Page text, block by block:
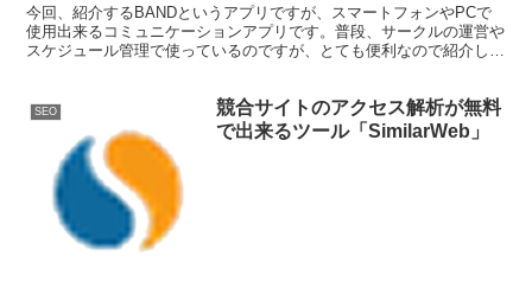
今回、紹介するBANDというアプリですが、スマートフォンやPCで
使用出来るコミュニケーションアプリです。普段、サークルの運営や
スケジュール管理で使っているのですが、とても便利なので紹介した
SEO
競合サイトのアクセス解析が無料
で出来るツール「SimilarWeb」